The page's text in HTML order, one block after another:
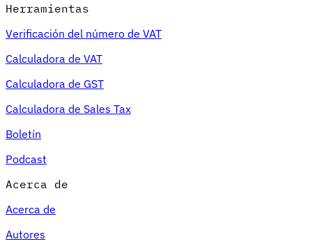
Herramientas
Verificación del número de VAT
Calculadora de VAT
Calculadora de GST
Calculadora de Sales Tax
Boletín
Podcast
Acerca de
Acerca de
Autores